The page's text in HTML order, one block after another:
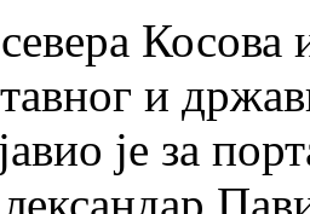
Косова
и
је за